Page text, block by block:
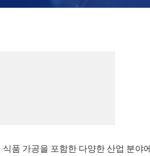
품 가공을 포함한 다양한 산업 분야